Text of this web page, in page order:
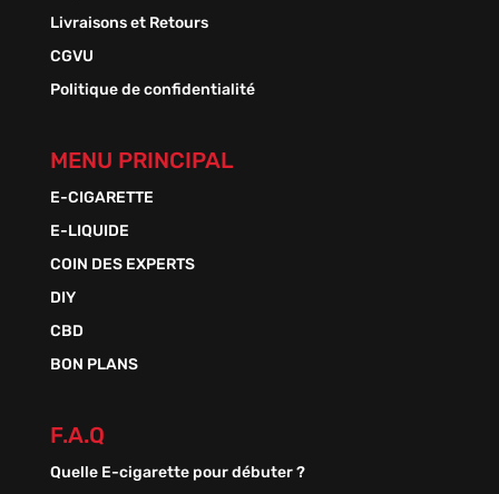
Livraisons et Retours
CGVU
Politique de confidentialité
MENU PRINCIPAL
E-CIGARETTE
E-LIQUIDE
COIN DES EXPERTS
DIY
CBD
BON PLANS
F.A.Q
Quelle E-cigarette pour débuter ?